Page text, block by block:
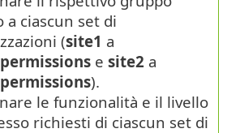
a ciascun set di
(site1 a
e site2 a
).
le funzionalità e il livello
richiesti di ciascun set di